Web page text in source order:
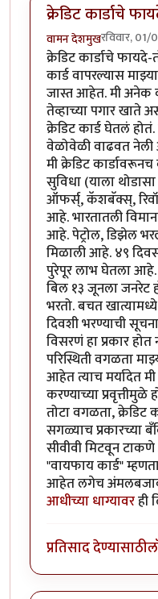
क्रेडिट कार्डाचे
वामन देशमुखरविवार,
क्रेडिट कार्डाचे
कार्ड वापरल्यास
जास्त आहेत. मी अनेक
तेव्हाच्या पगार खाते
क्रेडिट कार्ड घेतलं होतं.
वेळोवेळी वाढवत
मी क्रेडिट
सुविधा (याला
ऑफर्स्, कॅशबॅक्स्,
आहे. भारतातली
आहे. पेट्रोल, डिझेल
मिळाली आहे. ४९
पुरेपूर लाभ घेतला
बिल १३ जूनला जनरेट
भरतो. बचत
दिवशी भरण्याची
विसरणं हा प्रकार
परिस्थिती वगळता
आहेत त्याच मर्यादेत मी
करण्याच्या
तोटा वगळता, क्रेडिट
सगळ्याच प्रकारच्या
सीवीवी मिटवून
"वायफाय कार्ड"
आहेत लगेच
आधीच्या धाग्यावरही
प्रतिसाद देण्यासाठी